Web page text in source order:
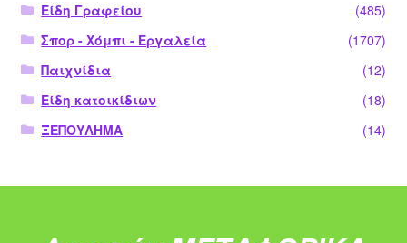
Είδη Γραφείου
(485)
Σπορ - Χόμπι - Εργαλεία
(1707)
Παιχνίδια
(12)
Είδη κατοικίδιων
(18)
ΞΕΠΟΥΛΗΜΑ
(14)